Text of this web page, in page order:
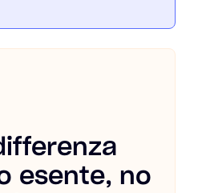
esente, no